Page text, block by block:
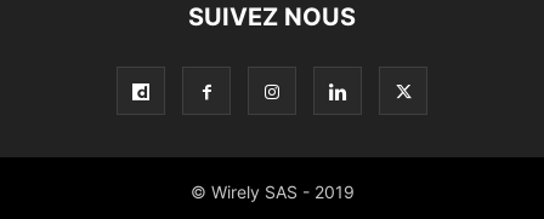
SUIVEZ NOUS
© Wirely SAS - 2019